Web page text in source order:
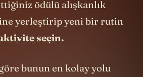
ödülü alışkanlık
yerleştirip yeni bir rutin
seçin.
bunun en kolay yolu